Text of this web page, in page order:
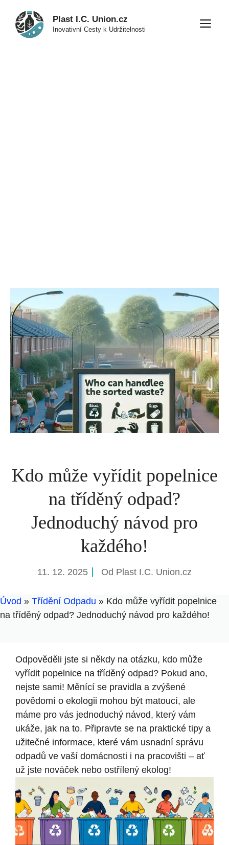
obsah
Plast I.C. Union.cz
Inovativní Cesty k Udržitelnosti
Kdo může vyřídit popelnice
na tříděný odpad?
Jednoduchý návod pro
každého!
11. 12. 2025 Od Plast I.C. Union.cz
Úvod » Třídění Odpadu » Kdo může vyřídit popelnice
na tříděný odpad? Jednoduchý návod pro každého!
Odpověděli jste si někdy na otázku, kdo může
vyřídit popelnice na tříděný odpad? Pokud ano,
nejste sami! Měnící se pravidla a zvýšené
povědomí o ekologii mohou být matoucí, ale
máme pro vás jednoduchý návod, který vám
ukáže, jak na to. Připravte se na praktické tipy a
užitečné informace, které vám usnadní správu
odpadů ve vaší domácnosti i na pracovišti – ať
už jste nováček nebo ostřílený ekolog!